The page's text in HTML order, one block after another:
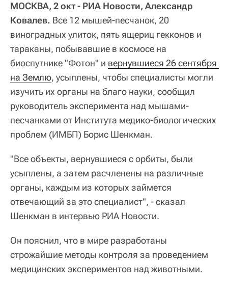
МОСКВА, 2 окт - РИА Новости, Александр
Ковалев. Все 12 мышей-песчанок, 20
виноградных улиток, пять ящериц гекконов и
тараканы, побывавшие в космосе на
биоспутнике "Фотон" и вернувшиеся 26 сентября
на Землю, усыплены, чтобы специалисты могли
изучить их органы на благо науки, сообщил
руководитель эксперимента над мышами-
песчанками от Института медико-биологических
проблем (ИМБП) Борис Шенкман.
"Все объекты, вернувшиеся с орбиты, были
усыплены, а затем расчленены на различные
органы, каждым из которых займется
отвечающий за это специалист", - сказал
Шенкман в интервью РИА Новости.
Он пояснил, что в мире разработаны
строжайшие методы контроля за проведением
медицинских экспериментов над животными.